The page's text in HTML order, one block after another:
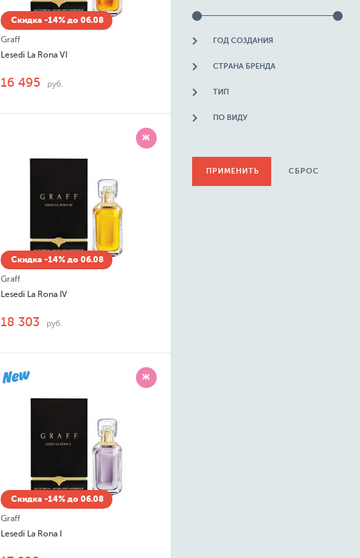
Скидка -14% до 06.08
Graff
Lesedi La Rona VI
16 495 руб.
Ж
Скидка -14% до 06.08
Graff
Lesedi La Rona IV
18 303 руб.
Ж
Скидка -14% до 06.08
Graff
Lesedi La Rona I
ГОД СОЗДАНИЯ
СТРАНА БРЕНДА
ТИП
ПО ВИДУ
СБРОС